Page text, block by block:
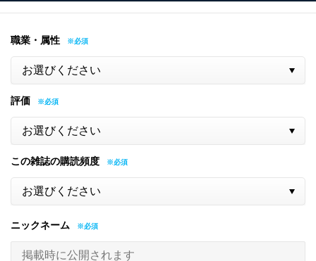
職業・属性
評価
この雑誌の購読頻度
ニックネーム